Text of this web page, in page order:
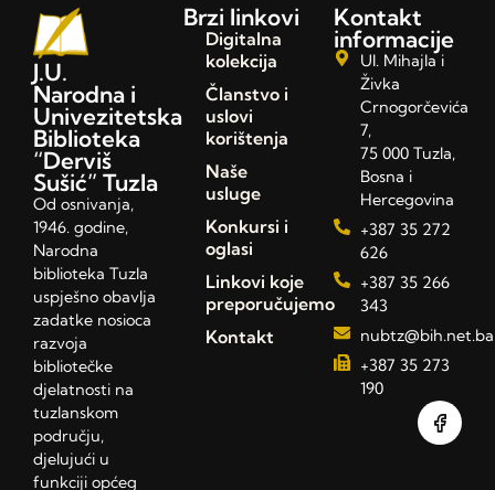
J.U.
Narodna i
Univezitetska
Biblioteka
“Derviš
Sušić” Tuzla
Od osnivanja,
1946. godine,
Narodna
biblioteka Tuzla
uspješno obavlja
zadatke nosioca
razvoja
bibliotečke
djelatnosti na
tuzlanskom
području,
djelujući u
funkciji općeg
Brzi linkovi
Digitalna
kolekcija
Članstvo i
uslovi
korištenja
Naše
usluge
Konkursi i
oglasi
Linkovi koje
preporučujemo
Kontakt
Kontakt
informacije
Ul. Mihajla i
Živka
Crnogorčevića
7,
75 000 Tuzla,
Bosna i
Hercegovina
+387 35 272
626
+387 35 266
343
nubtz@bih.net.ba
+387 35 273
190